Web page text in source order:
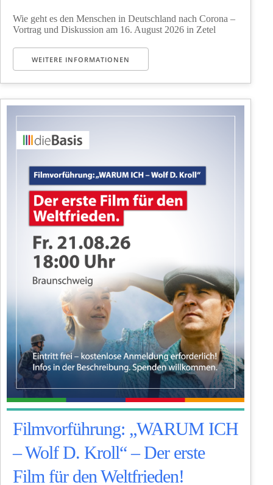
Wie geht es den Menschen in Deutschland nach Corona –
Vortrag und Diskussion am 16. August 2026 in Zetel
WEITERE INFORMATIONEN
Filmvorführung: „WARUM ICH
– Wolf D. Kroll“ – Der erste
Film für den Weltfrieden!